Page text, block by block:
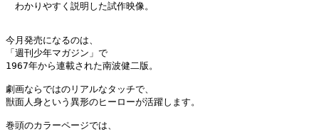
わかりやすく説明した試作映像。
今月発売になるのは、
「週刊少年マガジン」で
1967年から連載された南波健二版。
劇画ならではのリアルなタッチで、
獣面人身という異形のヒーローが活躍します。
巻頭のカラーページでは、